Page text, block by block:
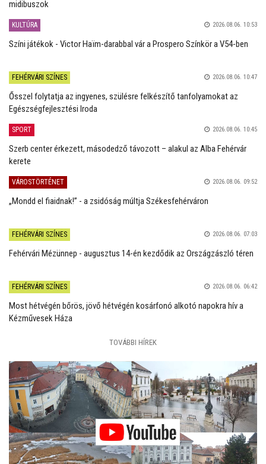
midibuszok
KULTÚRA 2026.08.06. 10:53
Színi játékok - Victor Haïm-darabbal vár a Prospero Színkör a V54-ben
FEHÉRVÁRI SZÍNES 2026.08.06. 10:47
Ősszel folytatja az ingyenes, szülésre felkészítő tanfolyamokat az
Egészségfejlesztési Iroda
SPORT 2026.08.06. 10:45
Szerb center érkezett, másodedző távozott – alakul az Alba Fehérvár
kerete
VÁROSTÖRTÉNET 2026.08.06. 09:52
„Mondd el fiaidnak!” - a zsidóság múltja Székesfehérváron
FEHÉRVÁRI SZÍNES 2026.08.06. 07:03
Fehérvári Mézünnep - augusztus 14-én kezdődik az Országzászló téren
FEHÉRVÁRI SZÍNES 2026.08.06. 06:42
Most hétvégén bőrös, jövő hétvégén kosárfonó alkotó napokra hív a
Kézművesek Háza
TOVÁBBI HÍREK